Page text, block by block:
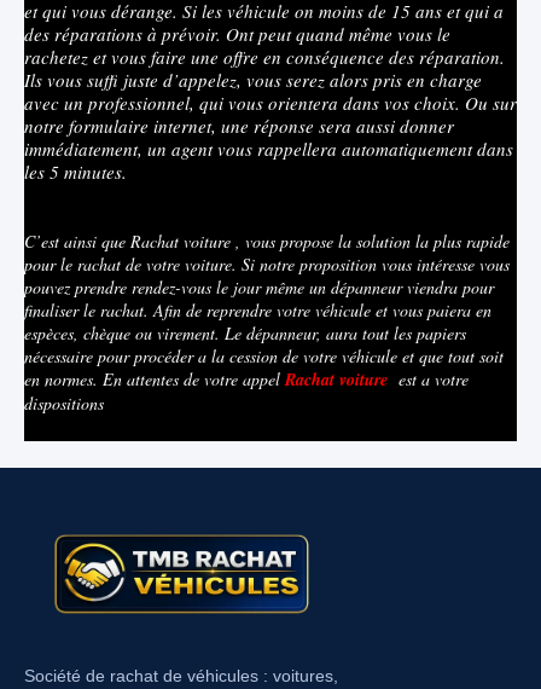
et qui vous dérange. Si les véhicule on moins de 15 ans et qui a
des réparations à prévoir. Ont peut quand même vous le
rachetez et vous faire une offre en conséquence des réparation.
Ils vous suffi juste d’appelez, vous serez alors pris en charge
avec un professionnel, qui vous orientera dans vos choix. Ou sur
notre formulaire internet, une réponse sera aussi donner
immédiatement, un agent vous rappellera automatiquement dans
les 5 minutes.
C’est ainsi que Rachat voiture , vous propose la solution la plus rapide
pour le rachat de votre voiture. Si notre proposition vous intéresse vous
pouvez prendre rendez-vous le jour même un dépanneur viendra pour
finaliser le rachat. Afin de reprendre votre véhicule et vous paiera en
espèces, chèque ou virement. Le dépanneur, aura tout les papiers
nécessaire pour procéder a la cession de votre véhicule et que tout soit
en normes. En attentes de votre appelRachat voiture est a votre
dispositions
Société de rachat de véhicules : voitures,